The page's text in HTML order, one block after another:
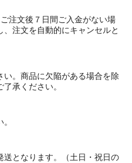
注文後７日間ご入金がない場
注文を自動的にキャンセルと
。商品に欠陥がある場合を除
了承ください。
。
送となります。（土日・祝日の